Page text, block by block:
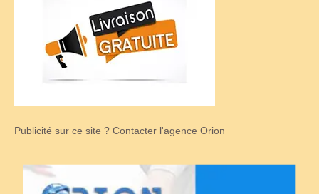
Publicité sur ce site ? Contacter l'agence Orion